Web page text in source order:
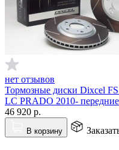
нет отзывов
Тормозные диски Dixcel
LC PRADO 2010- передние
46 920 р.
В корзину